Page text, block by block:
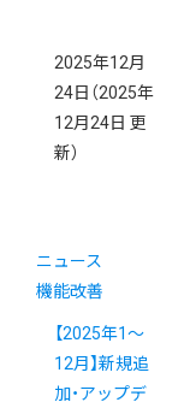
2025年12月
24日 （2025年
12月24日 更
新）
ニュース
機能改善
【2025年1～
12月】新規追
加・アップデ